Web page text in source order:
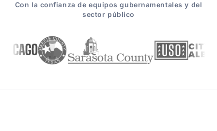
Con la confianza de equipos gubernamentales y del
sector público